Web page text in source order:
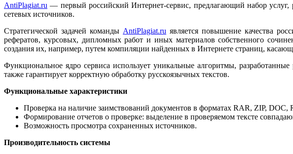
AntiPlagiat.ru — первый российский Интернет-сервис, предлагающий набор
сетевых источников.
Стратегической задачей команды AntiPlagiat.ru является повышение качества
рефератов, курсовых, дипломных работ и иных материалов собственного
создания их, например, путем компиляции найденных в Интернете страниц,
Функциональное ядро сервиса использует уникальные алгоритмы,
также гарантирует корректную обработку русскоязычных текстов.
Функциональные характеристики
Проверка на наличие заимствований документов в форматах RAR, ZIP,
Формирование отчетов о проверке: выделение в проверяемом тексте
Возможность просмотра сохраненных источников.
Производительность системы